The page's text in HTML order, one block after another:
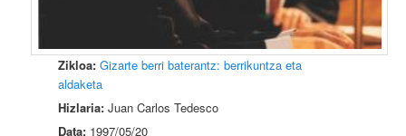
Zikloa: Gizarte berri baterantz: berrikuntza eta
aldaketa
Hizlaria: Juan Carlos Tedesco
Data: 1997/05/20